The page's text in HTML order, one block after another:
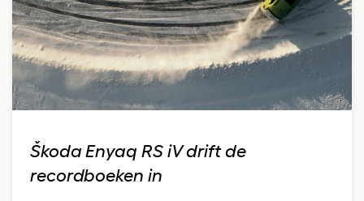
Škoda Enyaq RS iV drift de
recordboeken in